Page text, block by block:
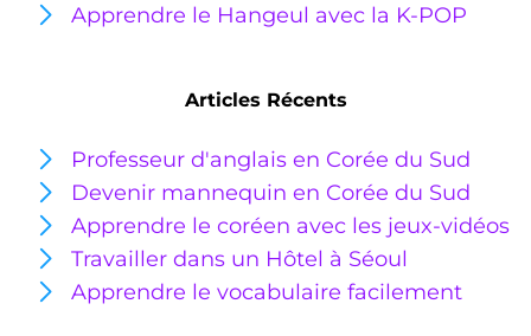
Apprendre le Hangeul avec la K-POP
Articles Récents
Professeur d'anglais en Corée du Sud
Devenir mannequin en Corée du Sud
Apprendre le coréen avec les jeux-vidéos
Travailler dans un Hôtel à Séoul
Apprendre le vocabulaire facilement